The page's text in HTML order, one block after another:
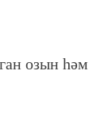
озын һәм